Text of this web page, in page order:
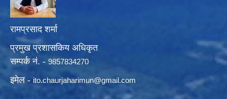
रामप्रसाद शर्मा
प्रमुख प्रशासकिय अधिकृत
सम्पर्क नं. - 9857834270
इमेल - ito.chaurjaharimun@gmail.com